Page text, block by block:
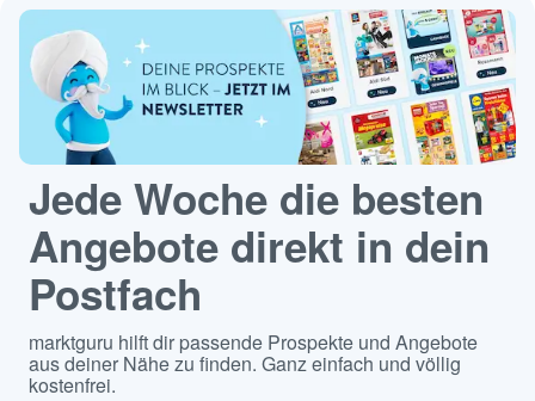
Jede Woche die besten
Angebote direkt in dein
Postfach
marktguru hilft dir passende Prospekte und Angebote
aus deiner Nähe zu finden. Ganz einfach und völlig
kostenfrei.